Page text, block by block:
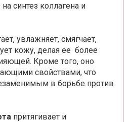
синтез коллагена и
увлажняет, смягчает,
кожу, делая ее более
Кроме того, оно
свойствами, что
в борьбе против
притягивает и